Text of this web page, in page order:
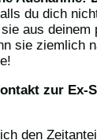
du dich
aus deinem
sie ziemlich
zur Ex-
den